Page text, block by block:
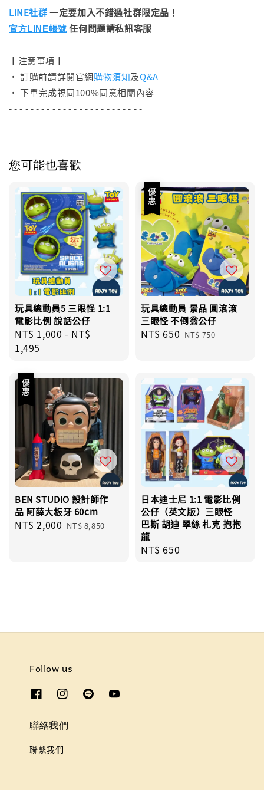
LINE社群一定要加入不錯過社群限定品！
官方LINE帳號 任何問題請私訊客服
┃注意事項┃
• 訂購前請詳閱官網購物須知及Q&A
• 下單完成視同100%同意相關內容
- - - - - - - - - - - - - - - - - - - - - - - - -
您可能也喜歡
玩具總動員5 三眼怪 1:1
電影比例 說話公仔
Regular
price
NT$ 1,000 - NT$
1,495
優惠
玩具總動員 景品 圓滾滾
三眼怪 不倒翁公仔
Sale
NT$ 650 Regular
NT$ 750
優惠
BEN STUDIO 設計師作
品 阿薛大板牙 60cm
Sale
NT$ 2,000 Regular
NT$ 8,850
日本迪士尼 1:1 電影比例
公仔（英文版）三眼怪
巴斯 胡迪 翠絲 札克 抱抱
龍
Regular
NT$ 650
Follow us
聯絡我們
聯繫我們